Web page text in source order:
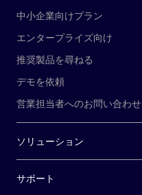
中小企業向けプラン
エンタープライズ向け
推奨製品を尋ねる
デモを依頼
営業担当者へのお問い合わせ
ソリューション
サポート